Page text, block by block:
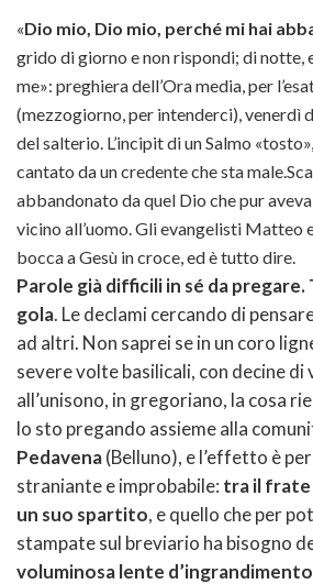
«Dio mio, Dio mio, perché mi hai
grido di giorno e non rispondi; di notte,
me»: preghiera dell’Ora media, per
(mezzogiorno, per intenderci), venerdì
del salterio. L’incipit di un Salmo
cantato da un credente che sta
abbandonato da quel Dio che pur
vicino all’uomo. Gli evangelisti Matteo
bocca a Gesù in croce, ed è tutto dire.
Parole già difficili in sé da
gola. Le declami cercando di
ad altri. Non saprei se in un coro
severe volte basilicali, con decine di
all’unisono, in gregoriano, la cosa
lo sto pregando assieme alla
Pedavena(Belluno), e l’effetto è
straniante e improbabile: tra il frate
un suo spartito, e quello che per
stampate sul breviario ha bisogno
voluminosa lente d’ingrandimento